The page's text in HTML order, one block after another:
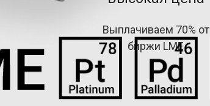
Выплачиваем 70% от
биржи LME